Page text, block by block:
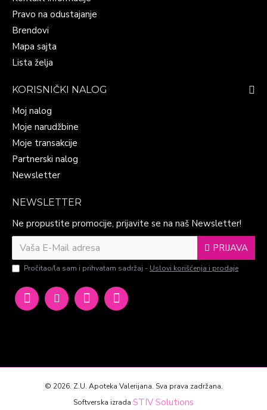
Pravo na odustajanje
Brendovi
Mapa sajta
Lista želja
KORISNIČKI NALOG
Moj nalog
Moje narudžbine
Moje transakcije
Partnerski nalog
Newsletter
NEWSLETTER
Ne propustite promocije, prijavite se na naš Newsletter!
PRIJAVA
Pročitao/la sam i prihvatam sadržaj - Uslovi korišćenja i prodaje
© 2026. Z.U. Apoteka Valerijana. Sva prava zadržana.
Softverska izrada STIV Solutions